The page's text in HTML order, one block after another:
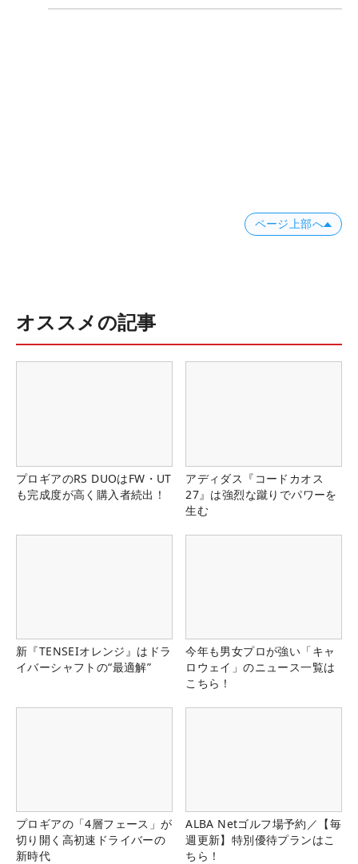
ページ上部へ
オススメの記事
プロギアのRS DUOはFW・UT
も完成度が高く購入者続出！
アディダス『コードカオス
27』は強烈な蹴りでパワーを
生む
新『TENSEIオレンジ』はドラ
イバーシャフトの“最適解”
今年も男女プロが強い「キャ
ロウェイ」のニュース一覧は
こちら！
プロギアの「4層フェース」が
切り開く高初速ドライバーの
新時代
ALBA Netゴルフ場予約／【毎
週更新】特別優待プランはこ
ちら！